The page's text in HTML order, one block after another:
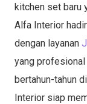
kitchen set baru
Alfa Interior
dengan layanan
yang profesional
bertahun-tahun
Interior siap